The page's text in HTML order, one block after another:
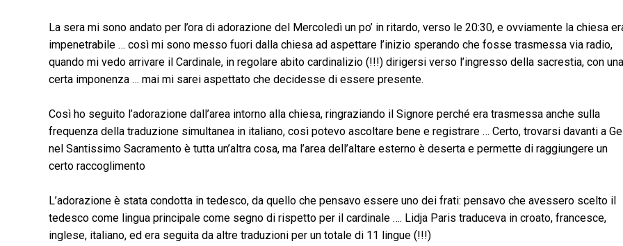
La sera mi sono andato per l’ora di adorazione del Mercoledì un po’ in ritardo, verso le 20:30, e ovviamente la chiesa
impenetrabile … così mi sono messo fuori dalla chiesa ad aspettare l’inizio sperando che fosse trasmessa via radio,
quando mi vedo arrivare il Cardinale, in regolare abito cardinalizio (!!!) dirigersi verso l’ingresso della sacrestia, con una
certa imponenza … mai mi sarei aspettato che decidesse di essere presente.
Così ho seguito l’adorazione dall’area intorno alla chiesa, ringraziando il Signore perché era trasmessa anche sulla
frequenza della traduzione simultanea in italiano, così potevo ascoltare bene e registrare … Certo, trovarsi davanti a
nel Santissimo Sacramento è tutta un’altra cosa, ma l’area dell’altare esterno è deserta e permette di raggiungere un
certo raccoglimento
L’adorazione è stata condotta in tedesco, da quello che pensavo essere uno dei frati: pensavo che avessero scelto il
tedesco come lingua principale come segno di rispetto per il cardinale …. Lidja Paris traduceva in croato, francesce,
inglese, italiano, ed era seguita da altre traduzioni per un totale di 11 lingue (!!!)